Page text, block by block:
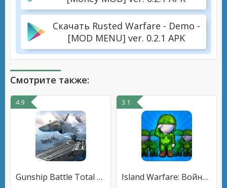
Скачать Rusted Warfare - Demo -
[MOD MENU] ver. 0.2.1 APK
Смотрите также:
4.9
Gunship Battle Total Warfare
3.1
Island Warfare: Война vs Мир